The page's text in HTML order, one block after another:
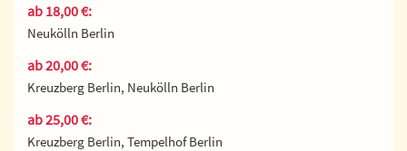
ab 18,00 €:
Neukölln Berlin
ab 20,00 €:
Kreuzberg Berlin, Neukölln Berlin
ab 25,00 €:
Kreuzberg Berlin, Tempelhof Berlin